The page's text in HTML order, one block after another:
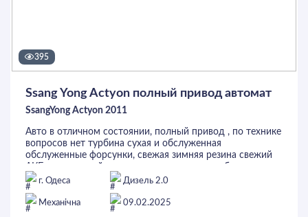
395
Ssang Yong Actyon полный привод автомат
SsangYong Actyon 2011
Авто в отличном состоянии, полный привод , по технике
вопросов нет турбина сухая и обслуженная
обслуженные форсунки, свежая зимняя резина свежий
уверено за более детальной информацией звоните
пишите
г. Одеса Дизель 2.0
Механічна 09.02.2025